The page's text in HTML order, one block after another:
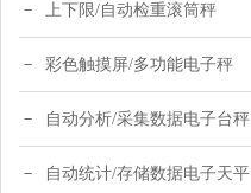
上下限/自动检重滚筒秤
彩色触摸屏/多功能电子秤
自动分析/采集数据电子台秤
自动统计/存储数据电子天平